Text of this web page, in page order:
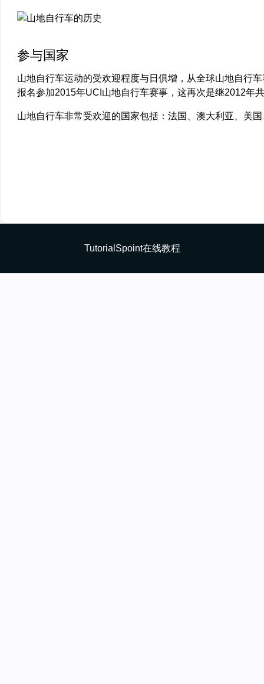
参与国家
山地自行车运动的受欢迎程度与日俱增，从全球山地自行
报名参加2015年UCI山地自行车赛事，这再次是继2012年
山地自行车非常受欢迎的国家包括：法国、澳大利亚、美
TutorialSpoint在线教程